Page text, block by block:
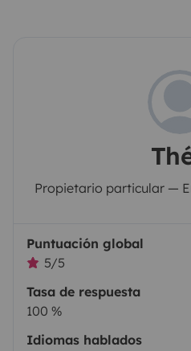
Propietario particular —
Puntuación global
5/5
Tasa de respuesta
100 %
Idiomas hablados